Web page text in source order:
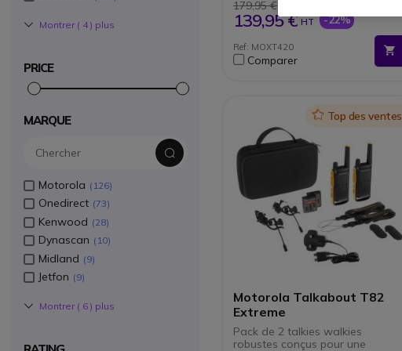
utilisés
Qualité audio HD : suppression
Technologie VOX : détection
automatique de la voix
de 20 heures en
communication
Adapté aux situations
extrêmes : conforme aux
normes militaires MIL-STD 810
Produit certifié IP55 :
protection contre les
poussières et les forts jets
d’eau
179,95 €
139,95 € HT -22%
Ref: MOXT420
Comparer
IconTop des ventes
Motorola Talkabout T82
Extreme
Pack de 2 talkies walkies
robustes conçus pour une
Montrer ( 4 ) plus
PRICE
MARQUE
Motorola 126
Onedirect 73
Kenwood 28
Dynascan 10
Midland 9
Jetfon 9
Montrer ( 6 ) plus